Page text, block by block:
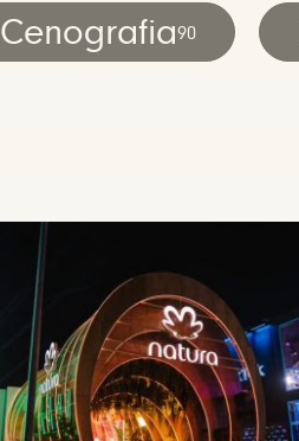
Cenografia90